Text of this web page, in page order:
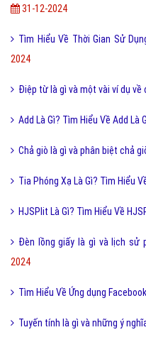
31-12-2024
Tìm Hiểu Về Thời Gian Sử
2024
Điệp từ là gì và một vài ví dụ về
Add Là Gì? Tìm Hiểu Về Add Là
Chả giò là gì và phân biệt chả
Tia Phóng Xạ Là Gì? Tìm Hiểu
HJSPlit Là Gì? Tìm Hiểu Về
Đèn lồng giấy là gì và lịch sử
2024
Tìm Hiểu Về Ứng dụng
Tuyến tính là gì và những ý